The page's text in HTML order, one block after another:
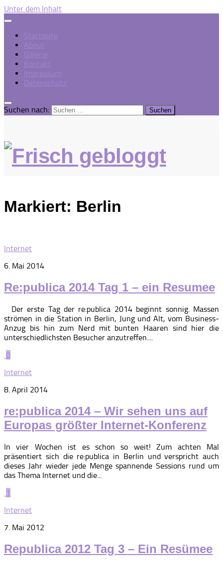
Unter dem Inhalt
Startseite
About
Galerie
Kontakt
Impressum
Datenschutz
Suchen nach:
Markiert: Berlin
Internet
6. Mai 2014
Re:publica 2014 Tag 1 – ein Resumee
Der erste Tag der re:publica 2014 beginnt sonnig. Massen
strömen in die Station in Berlin, Jung und Alt, vom Business-
Anzug bis hin zum Nerd mit bunten Haaren sind hier die
unterschiedlichsten Besucher anzutreffen....
0
Internet
8. April 2014
re:publica 2014 – Wir sehen uns auf
Europas größter Internet-Konferenz
In vier Wochen ist es schon so weit! Zum achten Mal
präsentiert sich die re:publica in Berlin und verspricht auch
dieses Jahr wieder jede Menge spannende Sessions rund um
das Thema Internet und die...
1
Internet
7. Mai 2012
Republica 2012 Tag 3 – Ein Resümee